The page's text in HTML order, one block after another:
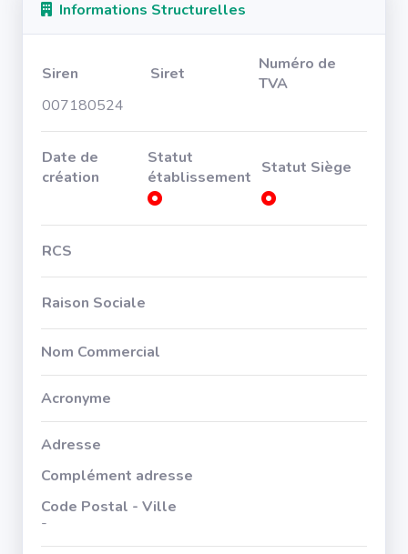
Informations Structurelles
Siren Siret
Numéro de
TVA
007180524
Date de
création
Statut
établissement Statut Siège
RCS
Raison Sociale
Nom Commercial
Acronyme
Adresse
Complément adresse
Code Postal - Ville
-